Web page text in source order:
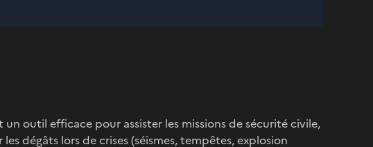
outil efficace pour assister les missions de sécurité civile,
dégâts lors de crises (séismes, tempêtes, explosion